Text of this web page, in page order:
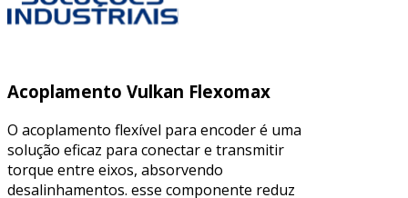
Acoplamento Vulkan Flexomax
O acoplamento flexível para encoder é uma
solução eficaz para conectar e transmitir
torque entre eixos, absorvendo
desalinhamentos. esse componente reduz